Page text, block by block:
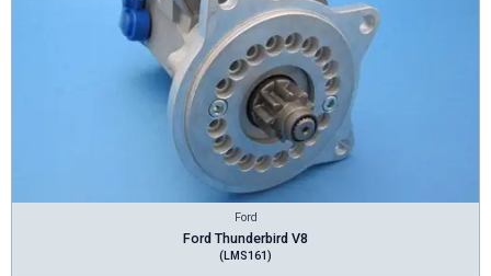
Ford
Ford Thunderbird V8
(LMS161)